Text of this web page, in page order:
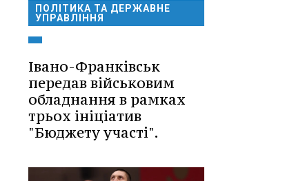
ПОЛІТИКА ТА ДЕРЖАВНЕ
УПРАВЛІННЯ
Івано-Франківськ
передав військовим
обладнання в рамках
трьох ініціатив
"Бюджету участі".